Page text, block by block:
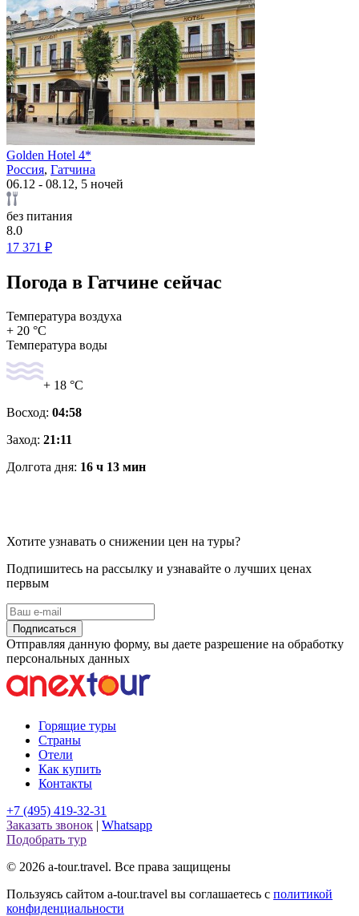
Golden Hotel 4*
Россия, Гатчина
06.12 - 08.12, 5 ночей
без питания
8.0
17 371 ₽
Погода в Гатчине сейчас
Температура воздуха
+ 20 °C
Температура воды
+ 18 °C
Восход: 04:58
Заход: 21:11
Долгота дня: 16 ч 13 мин
Хотите узнавать о снижении цен на туры?
Подпишитесь на рассылку и узнавайте о лучших ценах
первым
Подписаться
Отправляя данную форму, вы даете разрешение на обработку
персональных данных
Горящие туры
Страны
Отели
Как купить
Контакты
+7 (495) 419-32-31
Заказать звонок | Whatsapp
Подобрать тур
© 2026 a-tour.travel. Все права защищены
Пользуясь сайтом a-tour.travel вы соглашаетесь с политикой
конфиденциальности